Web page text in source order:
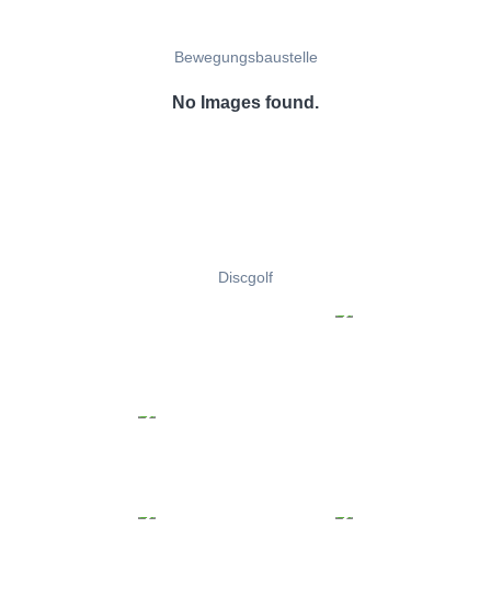
Bewegungsbaustelle
No Images found.
Discgolf